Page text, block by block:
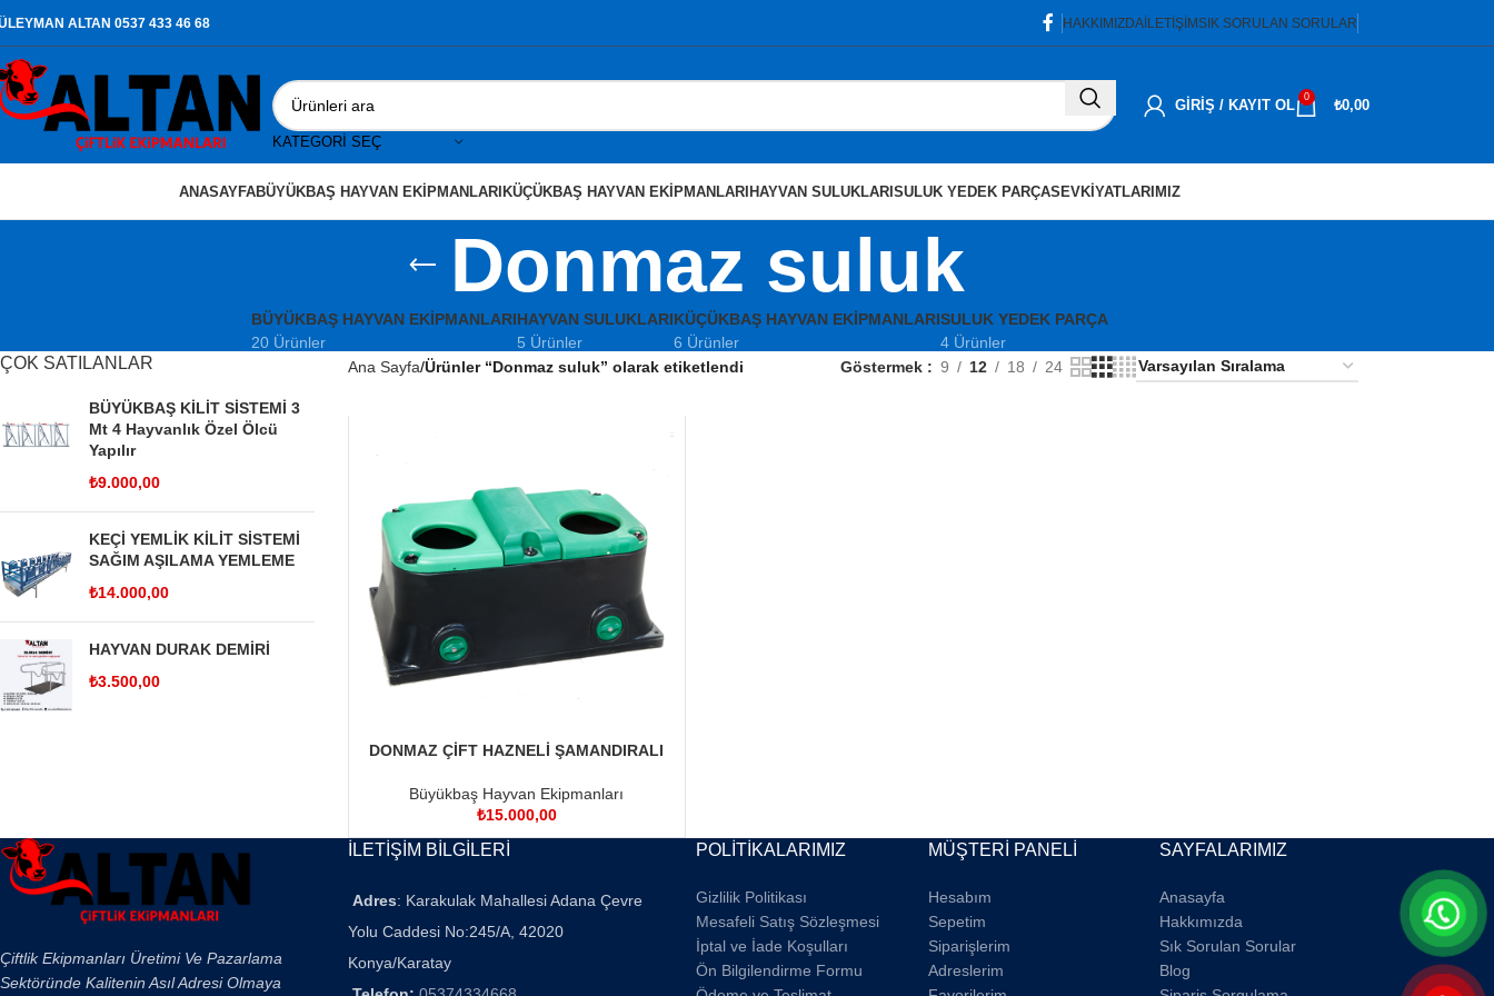
ALTAN 0537 433 46 68 HAKKIMIZDAİLETIŞIMSIK SORULAN SORULAR
KATEGORI SEÇ
GIRIŞ / KAYIT OL
0
₺0,00
ANASAYFABÜYÜKBAŞ HAYVAN EKIPMANLARIKÜÇÜKBAŞ HAYVAN EKIPMANLARIHAYVAN SULUKLARISULUK YEDEK PARÇASEVKIYATLARIMIZ
Donmaz suluk
BÜYÜKBAŞ HAYVAN EKIPMANLARI
20 Ürünler
HAYVAN SULUKLARI
5 Ürünler
KÜÇÜKBAŞ HAYVAN EKIPMANLARI
6 Ürünler
SULUK YEDEK PARÇA
4 Ürünler
ÇOK SATILANLAR
BÜYÜKBAŞ KİLİT SİSTEMİ 3
Mt 4 Hayvanlık Özel Ölcü
Yapılır
₺9.000,00
KEÇİ YEMLİK KİLİT SİSTEMİ
SAĞIM AŞILAMA YEMLEME
₺14.000,00
HAYVAN DURAK DEMİRİ
₺3.500,00
Ana Sayfa Ürünler “Donmaz suluk” olarak etiketlendi Göstermek 9 12 18 24
SEPETE EKLE
DONMAZ ÇİFT HAZNELİ ŞAMANDIRALI
Büyükbaş Hayvan Ekipmanları
₺15.000,00
Çiftlik Ekipmanları Üretimi Ve Pazarlama
Sektöründe Kalitenin Asıl Adresi Olmaya
İLETİŞİM BİLGİLERİ
Adres: Karakulak Mahallesi Adana Çevre
Yolu Caddesi No:245/A, 42020
Konya/Karatay
POLİTİKALARIMIZ
Gizlilik Politikası
Mesafeli Satış Sözleşmesi
İptal ve İade Koşulları
Ön Bilgilendirme Formu
MÜŞTERİ PANELİ
Hesabım
Sepetim
Siparişlerim
Adreslerim
SAYFALARIMIZ
Anasayfa
Hakkımızda
Sık Sorulan Sorular
Blog